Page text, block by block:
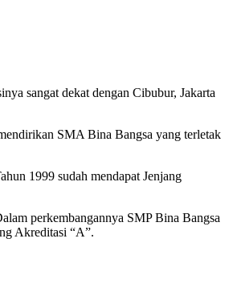
sangat dekat dengan Cibubur, Jakarta
SMA Bina Bangsa yang terletak
1999 sudah mendapat Jenjang
perkembangannya SMP Bina Bangsa
Akreditasi “A”.